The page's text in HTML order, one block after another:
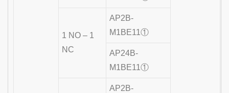
1 NO – 1
NC
AP2B-
M1BE11①
AP24B-
M1BE11①
AP2B-